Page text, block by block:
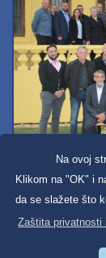
Na ovoj
Klikom na "OK" i
da se slažete što
Zaštita
Svi dobravski